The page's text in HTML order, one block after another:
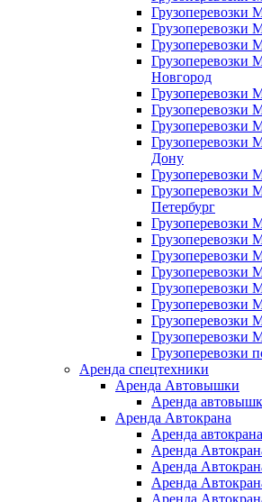
Грузоперевозки
Грузоперевозки
Грузоперевозки
Грузоперевозки
Новгород
Грузоперевозки
Грузоперевозки
Грузоперевозки
Грузоперевозки
Дону
Грузоперевозки
Грузоперевозки
Петербург
Грузоперевозки
Грузоперевозки
Грузоперевозки
Грузоперевозки
Грузоперевозки
Грузоперевозки
Грузоперевозки
Грузоперевозки
Грузоперевозки
Аренда спецтехники
Аренда Автовышки
Аренда
Аренда Автокрана
Аренда автокрана
Аренда
Аренда
Аренда
Аренда